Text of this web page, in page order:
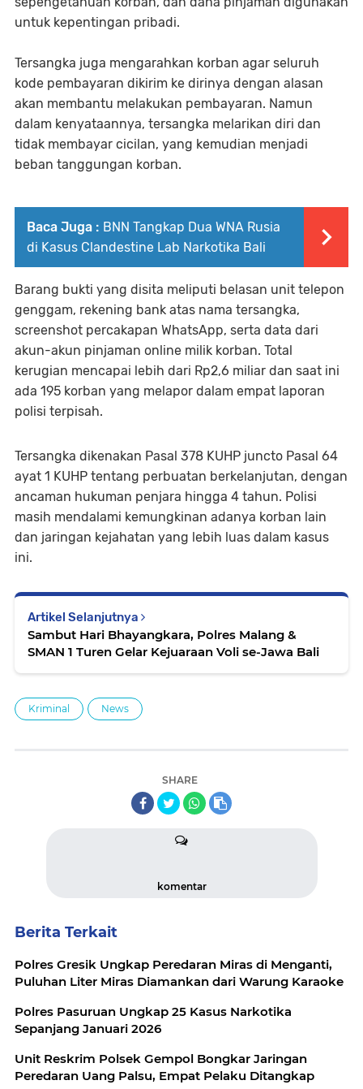
untuk kepentingan pribadi.
Tersangka juga mengarahkan korban agar seluruh
kode pembayaran dikirim ke dirinya dengan alasan
akan membantu melakukan pembayaran. Namun
dalam kenyataannya, tersangka melarikan diri dan
tidak membayar cicilan, yang kemudian menjadi
beban tanggungan korban.
Baca Juga : BNN Tangkap Dua WNA Rusia
di Kasus Clandestine Lab Narkotika Bali
Barang bukti yang disita meliputi belasan unit telepon
genggam, rekening bank atas nama tersangka,
screenshot percakapan WhatsApp, serta data dari
akun-akun pinjaman online milik korban. Total
kerugian mencapai lebih dari Rp2,6 miliar dan saat ini
ada 195 korban yang melapor dalam empat laporan
polisi terpisah.
Tersangka dikenakan Pasal 378 KUHP juncto Pasal 64
ayat 1 KUHP tentang perbuatan berkelanjutan, dengan
ancaman hukuman penjara hingga 4 tahun. Polisi
masih mendalami kemungkinan adanya korban lain
dan jaringan kejahatan yang lebih luas dalam kasus
ini.
Artikel Selanjutnya
Sambut Hari Bhayangkara, Polres Malang &
SMAN 1 Turen Gelar Kejuaraan Voli se-Jawa Bali
Kriminal News
SHARE
komentar
Berita Terkait
Polres Gresik Ungkap Peredaran Miras di Menganti,
Puluhan Liter Miras Diamankan dari Warung Karaoke
Polres Pasuruan Ungkap 25 Kasus Narkotika
Sepanjang Januari 2026
Unit Reskrim Polsek Gempol Bongkar Jaringan
Peredaran Uang Palsu, Empat Pelaku Ditangkap